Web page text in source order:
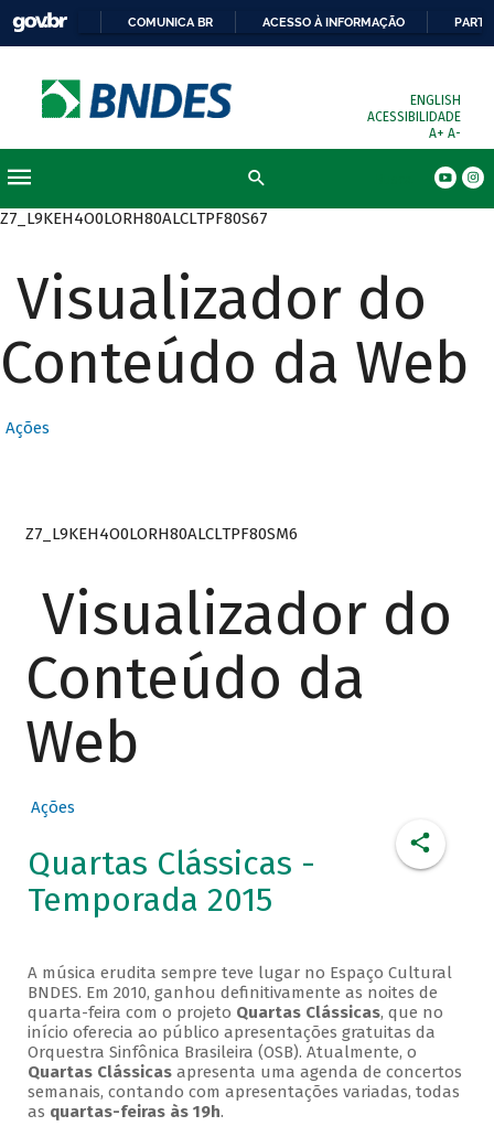
COMUNICA BR ACESSO À INFORMAÇÃO
ENGLISH
ACESSIBILIDADE
A+ A-
Z7_L9KEH4O0LORH80ALCLTPF80S67
Visualizador do
Conteúdo da Web
Ações
Z7_L9KEH4O0LORH80ALCLTPF80SM6
Visualizador do
Conteúdo da
Web
Ações
Quartas Clássicas -
Temporada 2015
A música erudita sempre teve lugar no Espaço Cultural
BNDES. Em 2010, ganhou definitivamente as noites de
quarta-feira com o projeto Quartas Clássicas, que no
início oferecia ao público apresentações gratuitas da
Orquestra Sinfônica Brasileira (OSB). Atualmente, o
Quartas Clássicasapresenta uma agenda de concertos
semanais, contando com apresentações variadas, todas
as quartas-feiras às 19h.